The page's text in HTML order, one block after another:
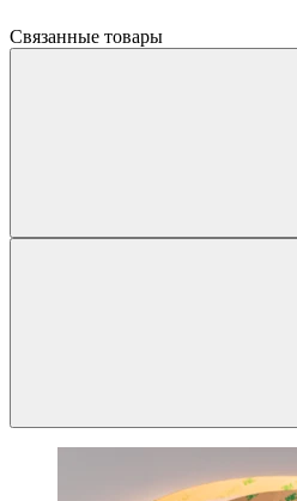
Связанные товары